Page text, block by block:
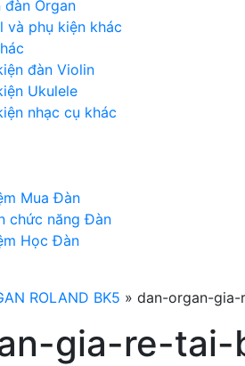
đàn Organ
và phụ kiện khác
đàn Violin
Ukulele
nhạc cụ khác
Mua Đàn
chức năng Đàn
Học Đàn
ROLAND BK5 » dan-organ-
gia-re-tai-